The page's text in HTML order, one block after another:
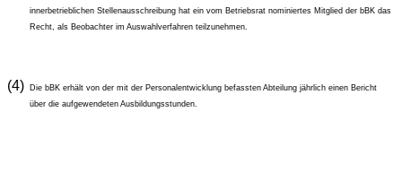
innerbetrieblichen Stellenausschreibung hat ein vom Betriebsrat nominiertes Mitglied der bBK das
Recht, als Beobachter im Auswahlverfahren teilzunehmen.
(4)
Die bBK erhält von der mit der Personalentwicklung befassten Abteilung jährlich einen Bericht
über die aufgewendeten Ausbildungsstunden.